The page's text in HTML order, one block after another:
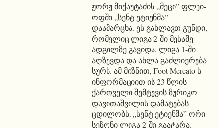
ჟორჟ მიქაუტაძის „მეცი” ფლეი-
ოფში „სენტ ეტიენმა”
დაამარცხა. ეს გახლავთ გუნდი,
რომელიც ლიგა 2-ში მესამე
ადგილზე გავიდა, ლიგა 1-ში
აღზევდა და ახლა გაძლიერება
სურს. ამ მიზნით, Foot Mercato-ს
ინფორმაციით ის 23 წლის
ქართველი შემტევის ზურიკო
დავითაშვილის დამატებას
ცდილობს. „სენტ ეტიენმა” ორი
სეზონი ლიგა 2-ში გაატარა.